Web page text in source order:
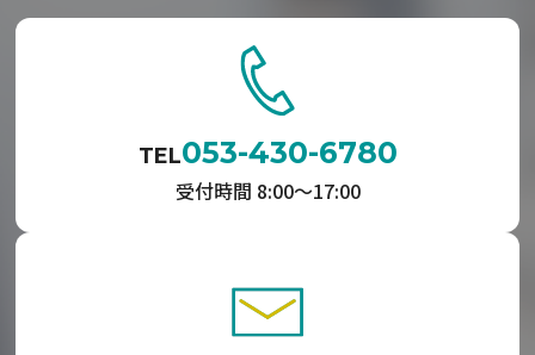
TEL053-430-6780
受付時間 8:00〜17:00